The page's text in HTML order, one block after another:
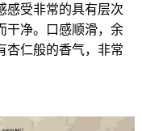
感受非常的具有层次
干净。口感顺滑，余
杏仁般的香气，非常